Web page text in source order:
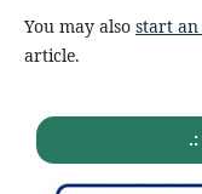
You may also start an
article.